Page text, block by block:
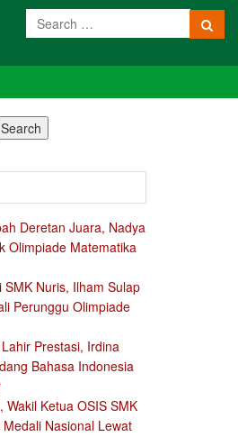
Deretan Juara, Nadya
Olimpiade Matematika
Nuris, Ilham Sulap
Perunggu Olimpiade
Prestasi, Irdina
Bahasa Indonesia
Wakil Ketua OSIS SMK
Nasional Lewat